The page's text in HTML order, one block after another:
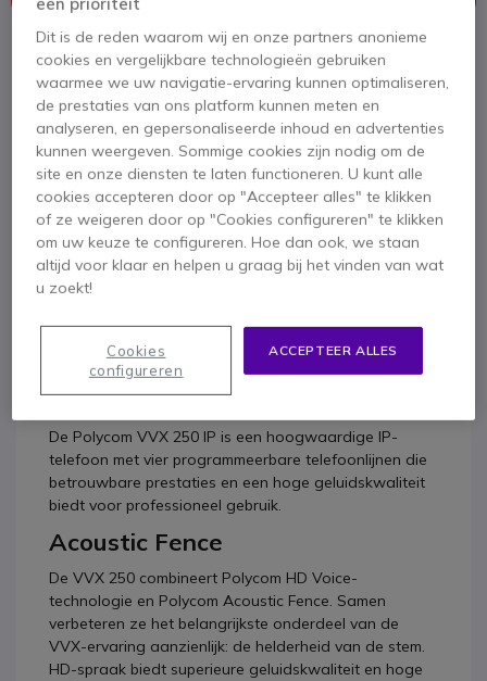
Om u van dienst te zijn bieden wij vergelijkbare producten aan
Bekijk alternatieven
Productbeschrijving
IP-bureautelefoon met
kleurenscherm
De Polycom VVX 250 IP is een hoogwaardige IP-
telefoon met vier programmeerbare telefoonlijnen die
betrouwbare prestaties en een hoge geluidskwaliteit
biedt voor professioneel gebruik.
Acoustic Fence
De VVX 250 combineert Polycom HD Voice-
technologie en Polycom Acoustic Fence. Samen
verbeteren ze het belangrijkste onderdeel van de
VVX-ervaring aanzienlijk: de helderheid van de stem.
HD-spraak biedt superieure geluidskwaliteit en hoge
Dit is de reden waarom wij en onze partners anonieme
cookies en vergelijkbare technologieën gebruiken
waarmee we uw navigatie-ervaring kunnen optimaliseren,
de prestaties van ons platform kunnen meten en
analyseren, en gepersonaliseerde inhoud en advertenties
kunnen weergeven. Sommige cookies zijn nodig om de
site en onze diensten te laten functioneren. U kunt alle
cookies accepteren door op "Accepteer alles" te klikken
of ze weigeren door op "Cookies configureren" te klikken
om uw keuze te configureren. Hoe dan ook, we staan
altijd voor klaar en helpen u graag bij het vinden van wat
u zoekt!
ACCEPTEER ALLES
Cookies
configureren